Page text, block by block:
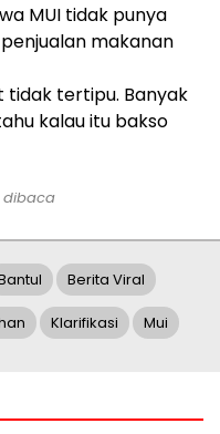
MUI tidak punya
makanan
tidak tertipu. Banyak
kalau itu bakso
dibaca
Berita Viral
Klarifikasi Mui